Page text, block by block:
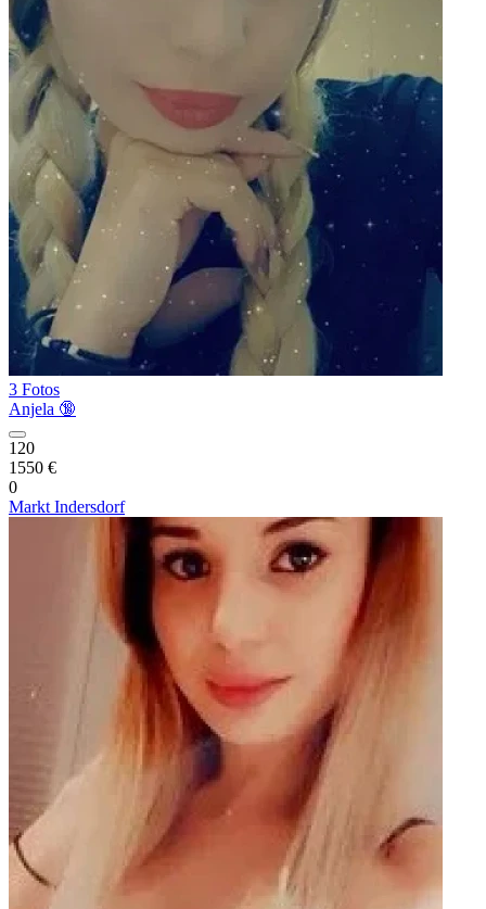
3 Fotos
Anjela 🔞
120
1550 €
0
Markt Indersdorf